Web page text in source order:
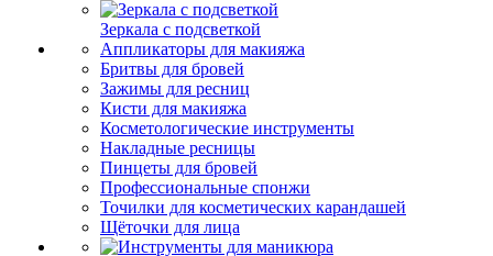
Зеркала с подсветкой
Аппликаторы для макияжа
Бритвы для бровей
Зажимы для ресниц
Кисти для макияжа
Косметологические инструменты
Накладные ресницы
Пинцеты для бровей
Профессиональные спонжи
Точилки для косметических карандашей
Щёточки для лица